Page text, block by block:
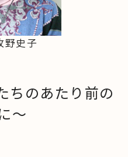
野史子
ちのあたり前の
～